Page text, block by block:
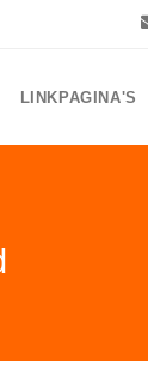
LINKPAGINA'S